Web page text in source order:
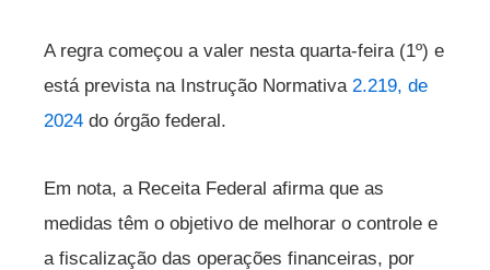
A regra começou a valer nesta quarta-feira (1º) e
está prevista na Instrução Normativa 2.219, de
2024 do órgão federal.
Em nota, a Receita Federal afirma que as
medidas têm o objetivo de melhorar o controle e
a fiscalização das operações financeiras, por